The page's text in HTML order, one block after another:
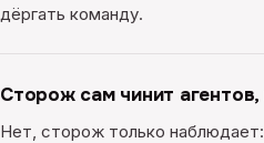
дёргать команду.
Сторож сам чинит
Нет, сторож только